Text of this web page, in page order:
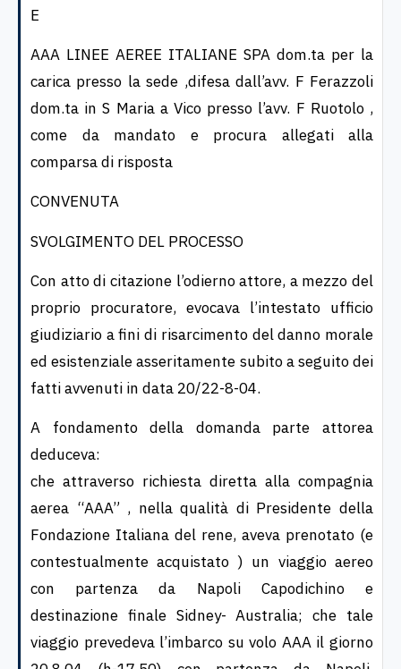
E
AAA LINEE AEREE ITALIANE SPA dom.ta per la
carica presso la sede ,difesa dall’avv. F Ferazzoli
dom.ta in S Maria a Vico presso l’avv. F Ruotolo ,
come da mandato e procura allegati alla
comparsa di risposta
CONVENUTA
SVOLGIMENTO DEL PROCESSO
Con atto di citazione l’odierno attore, a mezzo del
proprio procuratore, evocava l’intestato ufficio
giudiziario a fini di risarcimento del danno morale
ed esistenziale asseritamente subito a seguito dei
fatti avvenuti in data 20/22-8-04.
A fondamento della domanda parte attorea
deduceva:
che attraverso richiesta diretta alla compagnia
aerea “AAA” , nella qualità di Presidente della
Fondazione Italiana del rene, aveva prenotato (e
contestualmente acquistato ) un viaggio aereo
con partenza da Napoli Capodichino e
destinazione finale Sidney- Australia; che tale
viaggio prevedeva l’imbarco su volo AAA il giorno